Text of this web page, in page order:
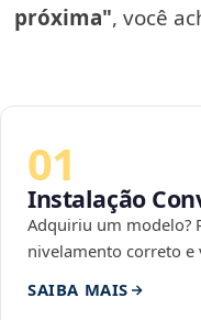
próxima", você
01
Instalação
Adquiriu um modelo?
nivelamento correto e
SAIBA MAIS